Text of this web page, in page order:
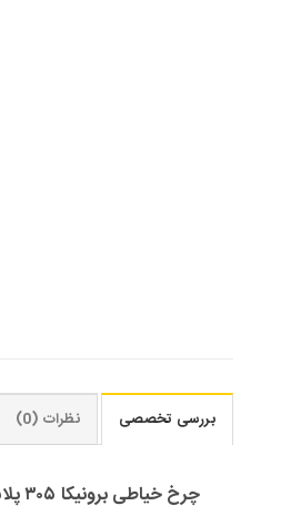
بررسی تخصصی نظرات (0)
چرخ خیاطی برونیکا ۳۰۵ پلاس